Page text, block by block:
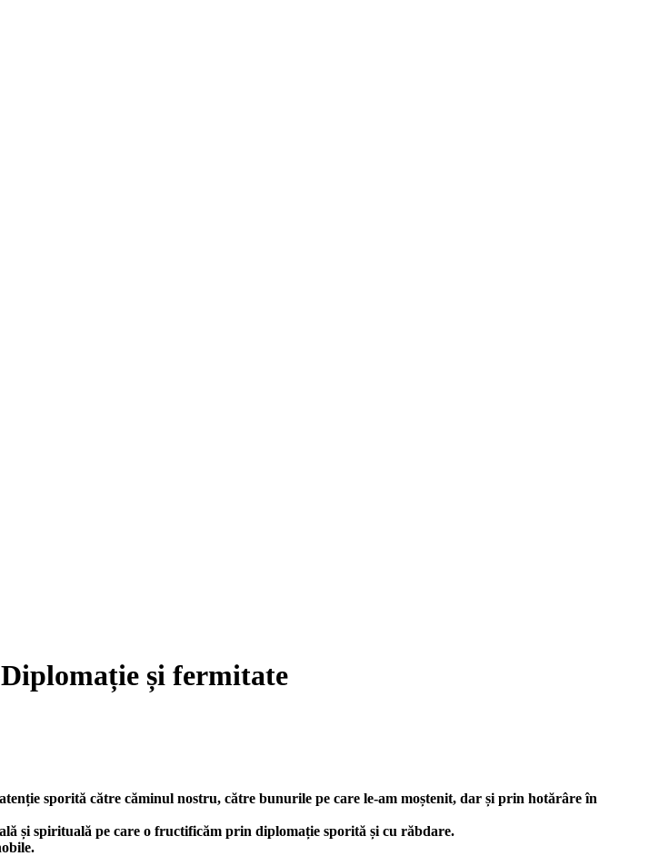
și fermitate
sporită către căminul nostru, către bunurile pe care le-am moștenit, dar și prin hotărâre în
și spirituală pe care o fructificăm prin diplomație sporită și cu răbdare.